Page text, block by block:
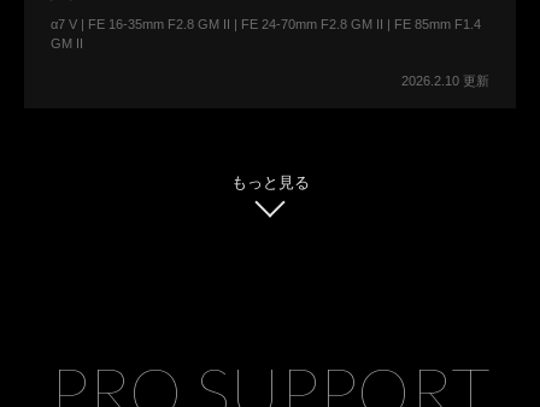
α7 V | FE 16-35mm F2.8 GM II | FE 24-70mm F2.8 GM II | FE 85mm F1.4
GM II
2026.2.10 更新
もっと見る
PRO SUPPORT